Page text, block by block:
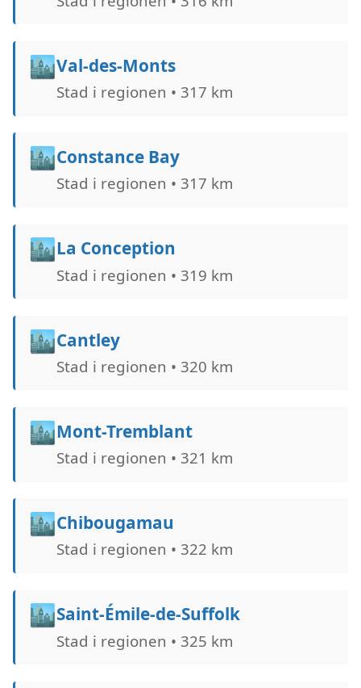
🏙️Val-des-Monts
Stad i regionen • 317 km
🏙️Constance Bay
Stad i regionen • 317 km
🏙️La Conception
Stad i regionen • 319 km
🏙️Cantley
Stad i regionen • 320 km
🏙️Mont-Tremblant
Stad i regionen • 321 km
🏙️Chibougamau
Stad i regionen • 322 km
🏙️Saint-Émile-de-Suffolk
Stad i regionen • 325 km